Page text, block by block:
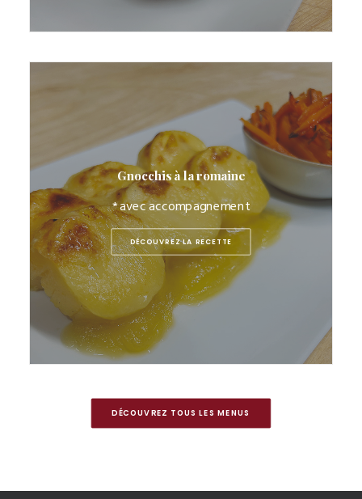
Gnocchis à la romaine
* avec accompagnement
DÉCOUVREZ LA RECETTE
DÉCOUVREZ TOUS LES MENUS